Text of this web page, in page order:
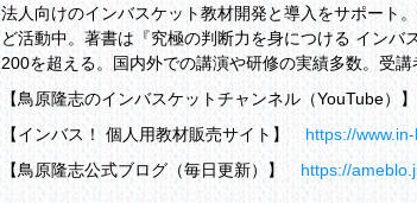
第2案件「当社のものは問題なさそうです」
〔解説〕不確実な情報からどう判断するか？
使える情報を選び取る問題分析力
完全な意思決定と応急の意思決定
第3案件「次のステップ、どうお考えですか？」
法人向けのインバスケット教材開発と導入をサポート
ど活動中。著書は『究極の判断力を身につける イン
200を超える。国内外での講演や研修の実績多数。受講
【鳥原隆志のインバスケットチャンネル（YouTube）
【インバス！ 個人用教材販売サイト】 https://
【鳥原隆志公式ブログ（毎日更新）】 https://